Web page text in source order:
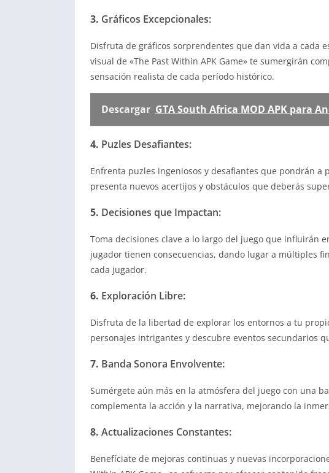
3. Gráficos Excepcionales:
Disfruta de gráficos sorprendentes que dan vida a cada
visual de «The Past Within APK Game» te sumergirán
sensación realista de cada período histórico.
Descargar GTA South Africa MOD APK para
4. Puzles Desafiantes:
Enfrenta puzles ingeniosos y desafiantes que pondrán a
presenta nuevos acertijos y obstáculos que deberás
5. Decisiones que Impactan:
Toma decisiones clave a lo largo del juego que influirán
jugador tienen consecuencias, dando lugar a múltiples
cada jugador.
6. Exploración Libre:
Disfruta de la libertad de explorar los entornos a tu
personajes intrigantes y descubre eventos secundarios
7. Banda Sonora Envolvente:
Sumérgete aún más en la atmósfera del juego con una
complementa la acción y la narrativa, mejorando la
8. Actualizaciones Constantes:
Benefíciate de mejoras continuas y nuevas